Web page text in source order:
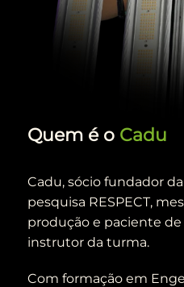
Quem é o Cadu
Cadu, sócio fundador
pesquisa RESPECT,
produção e paciente
instrutor da turma.
Com formação em